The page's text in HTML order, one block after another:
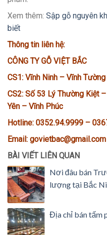
Xem thêm: Sập gỗ nguyên
biết
Thông tin liên hệ:
CÔNG TY GỖ VIỆT BẮC
CS1: Vĩnh Ninh – Vĩnh
CS2: Số 53 Lý Thường Kiệt
Yên – Vĩnh Phúc
Hotline: 0352.94.9999 –
Email: govietbac@gmail.com
BÀI VIẾT LIÊN QUAN
Nơi đâu bán
lượng tại Bắc
Địa chỉ bán tấm